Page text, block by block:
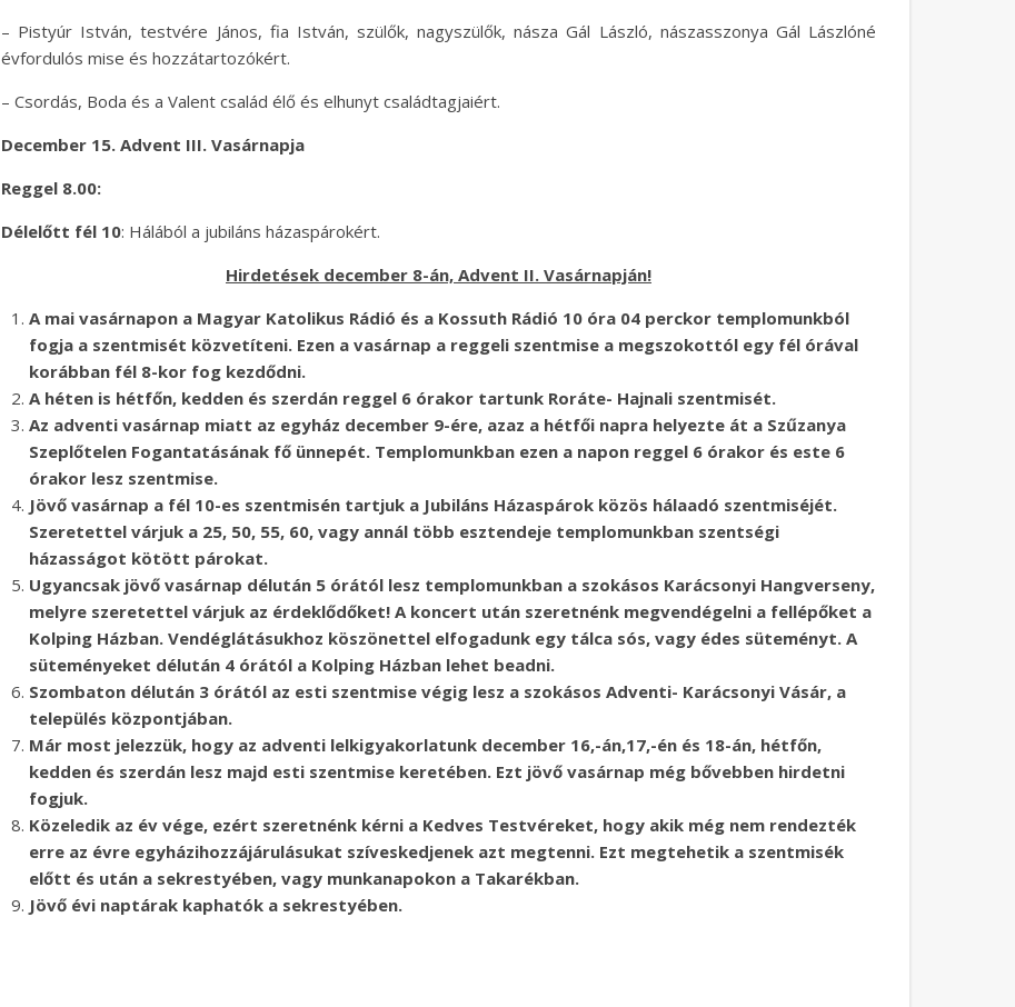
– Pistyúr István, testvére János, fia István, szülők, nagyszülők, násza Gál László, nászasszonya Gál Lászlóné
évfordulós mise és hozzátartozókért.
– Csordás, Boda és a Valent család élő és elhunyt családtagjaiért.
December 15. Advent III. Vasárnapja
Reggel 8.00:
Délelőtt fél 10: Hálából a jubiláns házaspárokért.
Hirdetések december 8-án, Advent II. Vasárnapján!
A mai vasárnapon a Magyar Katolikus Rádió és a Kossuth Rádió 10 óra 04 perckor templomunkból
fogja a szentmisét közvetíteni. Ezen a vasárnap a reggeli szentmise a megszokottól egy fél órával
korábban fél 8-kor fog kezdődni.
A héten is hétfőn, kedden és szerdán reggel 6 órakor tartunk Roráte- Hajnali szentmisét.
Az adventi vasárnap miatt az egyház december 9-ére, azaz a hétfői napra helyezte át a Szűzanya
Szeplőtelen Fogantatásának fő ünnepét. Templomunkban ezen a napon reggel 6 órakor és este 6
órakor lesz szentmise.
Jövő vasárnap a fél 10-es szentmisén tartjuk a Jubiláns Házaspárok közös hálaadó szentmiséjét.
Szeretettel várjuk a 25, 50, 55, 60, vagy annál több esztendeje templomunkban szentségi
házasságot kötött párokat.
Ugyancsak jövő vasárnap délután 5 órától lesz templomunkban a szokásos Karácsonyi Hangverseny,
melyre szeretettel várjuk az érdeklődőket! A koncert után szeretnénk megvendégelni a fellépőket a
Kolping Házban. Vendéglátásukhoz köszönettel elfogadunk egy tálca sós, vagy édes süteményt. A
süteményeket délután 4 órától a Kolping Házban lehet beadni.
Szombaton délután 3 órától az esti szentmise végig lesz a szokásos Adventi- Karácsonyi Vásár, a
település központjában.
Már most jelezzük, hogy az adventi lelkigyakorlatunk december 16,-án,17,-én és 18-án, hétfőn,
kedden és szerdán lesz majd esti szentmise keretében. Ezt jövő vasárnap még bővebben hirdetni
fogjuk.
Közeledik az év vége, ezért szeretnénk kérni a Kedves Testvéreket, hogy akik még nem rendezték
erre az évre egyházihozzájárulásukat szíveskedjenek azt megtenni. Ezt megtehetik a szentmisék
előtt és után a sekrestyében, vagy munkanapokon a Takarékban.
Jövő évi naptárak kaphatók a sekrestyében.